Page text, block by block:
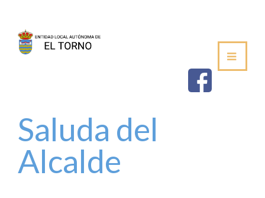
SALUDA DEL ALCALDE
CORPORACIÓN MUNICIPAL
Saluda del
Alcalde